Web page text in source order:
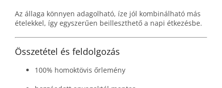
Az állaga könnyen adagolható, íze jól kombinálható más
ételekkel, így egyszerűen beilleszthető a napi étkezésbe.
Összetétel és feldolgozás
100% homoktövis őrlemény